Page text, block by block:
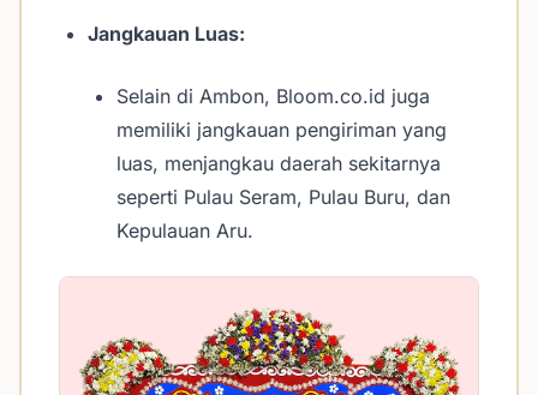
Jangkauan Luas:
Selain di Ambon, Bloom.co.id juga
memiliki jangkauan pengiriman yang
luas, menjangkau daerah sekitarnya
seperti Pulau Seram, Pulau Buru, dan
Kepulauan Aru.